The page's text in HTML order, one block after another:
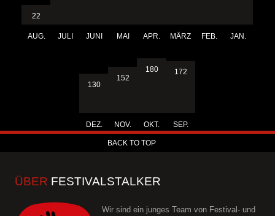
22
AUG. JULI JUNI MAI APR. MÄRZ FEB. JAN.
130
DEZ.
152
NOV.
180
OKT.
172
SEP.
BACK TO TOP
ÜBER FESTIVALSTALKER
Wir sind ein junges Team von Festival- und